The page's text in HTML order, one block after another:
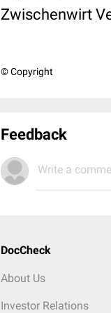
Zwischenwirt
© Copyright
Feedback
Write a
DocCheck
About Us
Investor Relations